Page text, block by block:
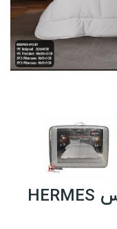
لحاف روتختی دونفره هرمس HERMES